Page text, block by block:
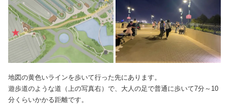
地図の黄色いラインを歩いて行った先にあります。
遊歩道のような道（上の写真右）で、大人の足で普通に歩いて7分～10
分くらいかかる距離です。